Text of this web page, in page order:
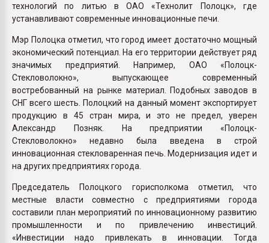
технологий по литью в ОАО «Технолит Полоцк», где
устанавливают современные инновационные печи.
Мэр Полоцка отметил, что город имеет достаточно мощный
экономический потенциал. На его территории действует ряд
значимых предприятий. Например, ОАО «Полоцк-
Стекловолокно», выпускающее современный
востребованный на рынке материал. Подобных заводов в
СНГ всего шесть. Полоцкий на данный момент экспортирует
продукцию в 45 стран мира, и это не предел, уверен
Александр Позняк. На предприятии «Полоцк-
Стекловолокно» недавно была введена в строй
инновационная стекловаренная печь. Модернизация идет и
на других предприятиях города.
Председатель Полоцкого горисполкома отметил, что
местные власти совместно с предприятиями города
составили план мероприятий по инновационному развитию
промышленности и по привлечению инвестиций.
«Инвестиции надо привлекать в инновации. Тогда